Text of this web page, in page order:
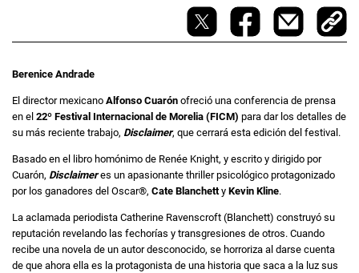
Berenice Andrade
El director mexicano Alfonso Cuarón ofreció una conferencia de prensa
en el 22º Festival Internacional de Morelia (FICM) para dar los detalles de
su más reciente trabajo, Disclaimer, que cerrará esta edición del festival.
Basado en el libro homónimo de Renée Knight, y escrito y dirigido por
Cuarón, Disclaimeres un apasionante thriller psicológico protagonizado
por los ganadores del Oscar®, Cate Blanchetty Kevin Kline.
La aclamada periodista Catherine Ravenscroft (Blanchett) construyó su
reputación revelando las fechorías y transgresiones de otros. Cuando
recibe una novela de un autor desconocido, se horroriza al darse cuenta
de que ahora ella es la protagonista de una historia que saca a la luz sus